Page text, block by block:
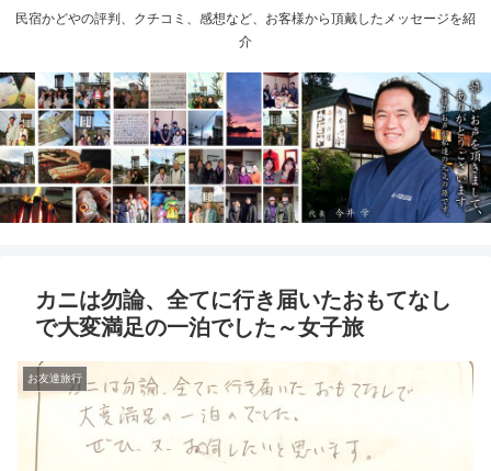
民宿かどやの評判、クチコミ、感想など、お客様から頂戴したメッセージを紹
介
カニは勿論、全てに行き届いたおもてなし
で大変満足の一泊でした～女子旅
お友達旅行